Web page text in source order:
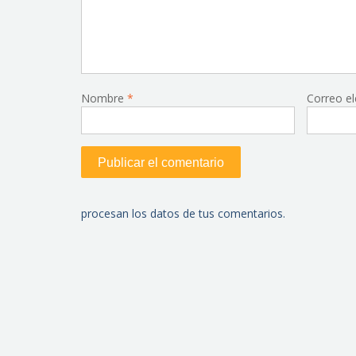
Nombre * Correo
procesan los datos de tus comentarios.